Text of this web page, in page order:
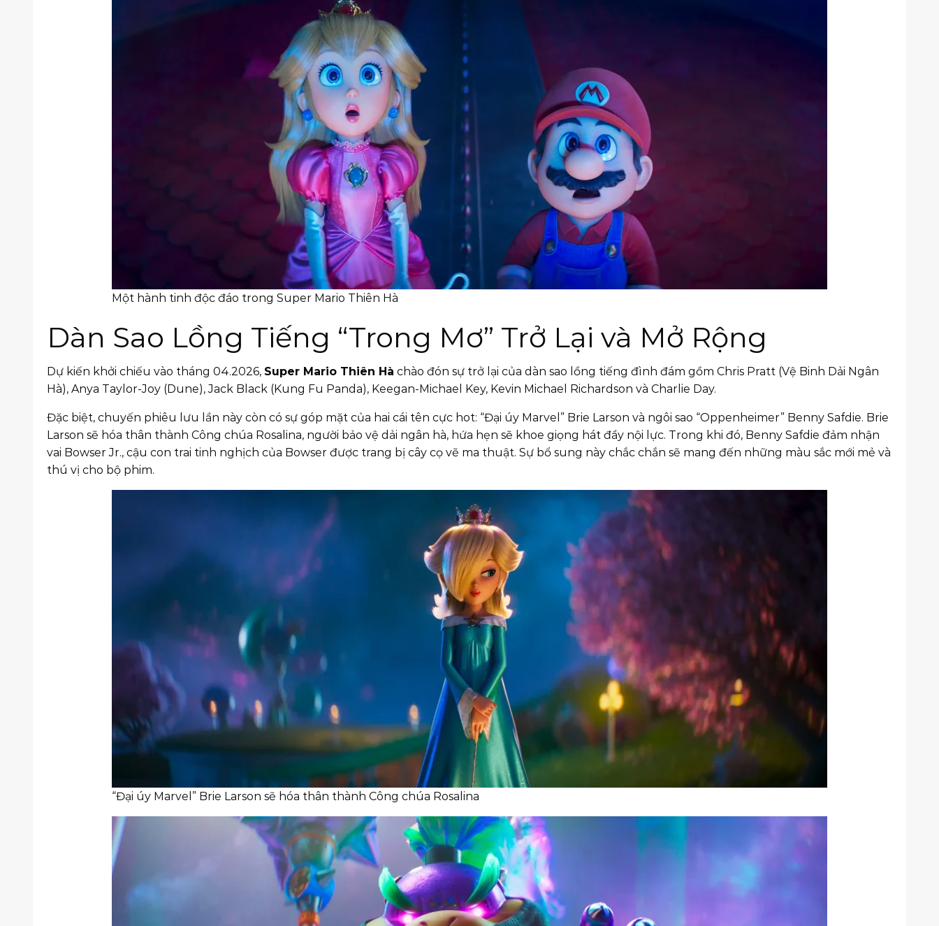
Một hành tinh độc đáo trong Super Mario Thiên Hà
Dàn Sao Lồng Tiếng “Trong Mơ” Trở Lại và Mở Rộng
Dự kiến khởi chiếu vào tháng 04.2026, Super Mario Thiên Hà chào đón sự trở lại của dàn sao lồng tiếng đình đám gồm Chris Pratt (Vệ Binh Dải Ngân
Hà), Anya Taylor-Joy (Dune), Jack Black (Kung Fu Panda), Keegan-Michael Key, Kevin Michael Richardson và Charlie Day.
Đặc biệt, chuyến phiêu lưu lần này còn có sự góp mặt của hai cái tên cực hot: “Đại úy Marvel” Brie Larson và ngôi sao “Oppenheimer” Benny Safdie. Brie
Larson sẽ hóa thân thành Công chúa Rosalina, người bảo vệ dải ngân hà, hứa hẹn sẽ khoe giọng hát đầy nội lực. Trong khi đó, Benny Safdie đảm nhận
vai Bowser Jr., cậu con trai tinh nghịch của Bowser được trang bị cây cọ vẽ ma thuật. Sự bổ sung này chắc chắn sẽ mang đến những màu sắc mới mẻ và
thú vị cho bộ phim.
“Đại úy Marvel” Brie Larson sẽ hóa thân thành Công chúa Rosalina